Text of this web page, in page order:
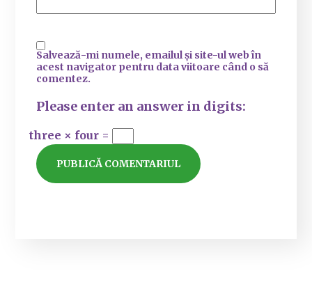
Salvează-mi numele, emailul și site-ul web în
acest navigator pentru data viitoare când o să
comentez.
Please enter an answer in digits:
three × four =